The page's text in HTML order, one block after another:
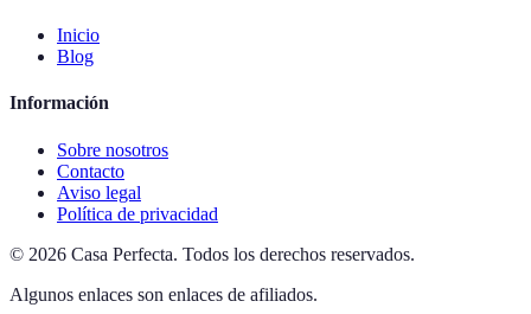
Inicio
Blog
Información
Sobre nosotros
Contacto
Aviso legal
Política de privacidad
© 2026 Casa Perfecta. Todos los derechos reservados.
Algunos enlaces son enlaces de afiliados.